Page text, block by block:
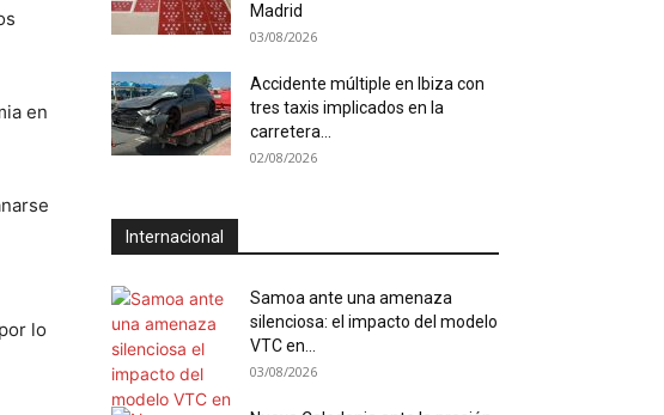
en
lo
Madrid
03/08/2026
Accidente múltiple en Ibiza con
tres taxis implicados en la
carretera...
02/08/2026
Internacional
Samoa ante una amenaza
silenciosa: el impacto del modelo
VTC en...
03/08/2026